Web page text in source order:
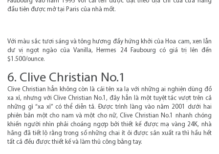
đầu tiên được mở tại Paris của nhà mốt.
Với màu sắc tươi sáng và tông hương đầy hứng khởi của Hoa cam, xen lẫn
dư vị ngọt ngào của Vanilla, Hermes 24 Faubourg có giá trị lên đến
$1.500/ounce.
6. Clive Christian No.1
Clive Christian hẳn không còn là cái tên xa lạ với những ai nghiện dùng đồ
xa xỉ, nhưng với Clive Christian No.1, đây hẳn là một tuyệt tác vượt trên cả
những gì “xa xỉ” có thể diễn tả. Được trình làng vào năm 2001 dưới hai
phiên bản một cho nam và một cho nữ, Clive Christian No.1 nhanh chóng
khiến người nhìn phải choáng ngợp bởi thiết kế được mạ vàng 24K, nhà
hãng đã tiết lộ rằng trong số những chai ít ỏi được sản xuất ra thì hầu hết
tất cả đều được thiết kế và làm thủ công bằng tay.